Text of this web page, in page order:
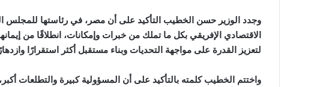
وجدد الوزير حسن الخطيب التأكيد على أن مصر، في رئاستها للمجلس
الاقتصادي الإفريقي بكل ما تملك من خبرات وإمكانات، انطلاقًا من
لتعزيز القدرة على مواجهة التحديات وبناء مستقبل أكثر استقرارًا
واختتم الخطيب كلمته بالتأكيد على أن المسؤولية كبيرة والتطلعات